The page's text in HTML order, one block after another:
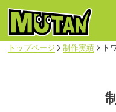
トップページ 制作実績 ト